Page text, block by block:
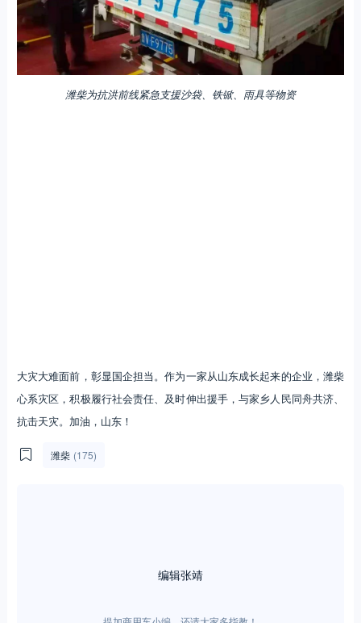
潍柴为抗洪前线紧急支援沙袋、铁锨、雨具等物资
大灾大难面前，彰显国企担当。作为一家从山东成长起来的企业，潍柴
心系灾区，积极履行社会责任、及时伸出援手，与家乡人民同舟共济、
抗击天灾。加油，山东！
潍柴 (175)
提加商用车小编，还请大家多指教！